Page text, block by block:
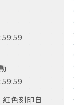
色刻印自